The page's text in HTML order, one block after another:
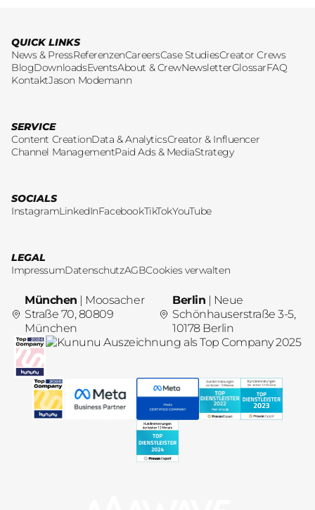
QUICK LINKS
News & PressReferenzenCareersCase StudiesCreator Crews
BlogDownloadsEventsAbout & CrewNewsletterGlossarFAQ
KontaktJason Modemann
SERVICE
Content CreationData & AnalyticsCreator & Influencer
Channel ManagementPaid Ads & MediaStrategy
SOCIALS
InstagramLinkedInFacebookTikTokYouTube
LEGAL
ImpressumDatenschutzAGBCookies verwalten
München | Moosacher
Straße 70, 80809
München
Berlin | Neue
Schönhauserstraße 3-5,
10178 Berlin